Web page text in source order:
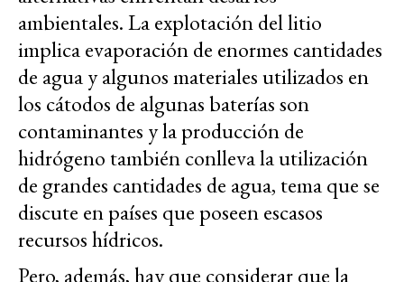
ambientales. La explotación del litio
implica evaporación de enormes cantidades
de agua y algunos materiales utilizados en
los cátodos de algunas baterías son
contaminantes y la producción de
hidrógeno también conlleva la utilización
de grandes cantidades de agua, tema que se
discute en países que poseen escasos
recursos hídricos.
Pero, además, hay que considerar que la